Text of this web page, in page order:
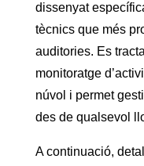
dissenyat
tècnics que més
auditories. Es
monitoratge
núvol i permet
des de qualsevol
A continuació,